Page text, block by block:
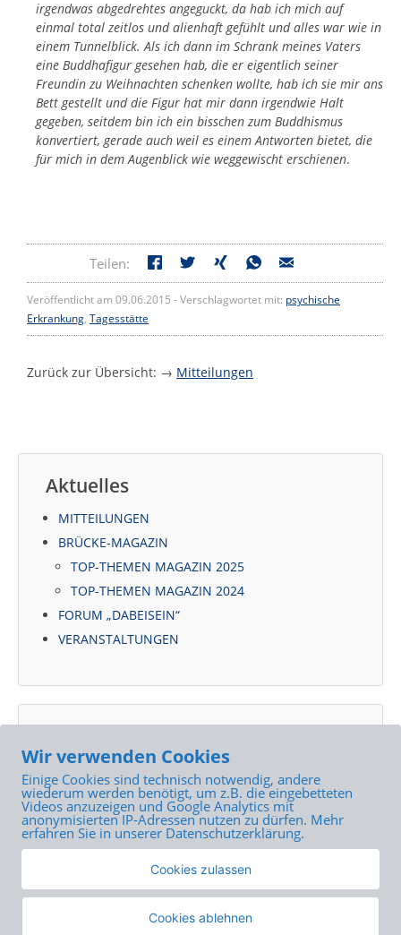
irgendwas abgedrehtes angeguckt, da hab ich mich auf
einmal total zeitlos und alienhaft gefühlt und alles war wie in
einem Tunnelblick. Als ich dann im Schrank meines Vaters
eine Buddhafigur gesehen hab, die er eigentlich seiner
Freundin zu Weihnachten schenken wollte, hab ich sie mir ans
Bett gestellt und die Figur hat mir dann irgendwie Halt
gegeben, seitdem bin ich ein bisschen zum Buddhismus
konvertiert, gerade auch weil es einem Antworten bietet, die
für mich in dem Augenblick wie weggewischt erschienen.
Teilen:
Veröffentlicht am 09.06.2015 - Verschlagwortet mit: psychische
Erkrankung, Tagesstätte
Zurück zur Übersicht: → Mitteilungen
Aktuelles
MITTEILUNGEN
BRÜCKE-MAGAZIN
TOP-THEMEN MAGAZIN 2025
TOP-THEMEN MAGAZIN 2024
FORUM „DABEISEIN“
VERANSTALTUNGEN
DIE BRÜCKE im Buch „Lübeck – ganz persönlich“
EX-IN Weiterbildung erstmals auch in Lübeck
Podcast aus der Tagesklinik
Zertifiziert nach KQS
Wohngruppen für Ältere: 5 Jahre im Neubau in der
Wir verwenden Cookies
Einige Cookies sind technisch notwendig, andere
wiederum werden benötigt, um z.B. die eingebetteten
Videos anzuzeigen und Google Analytics mit
anonymisierten IP-Adressen nutzen zu dürfen. Mehr
erfahren Sie in unserer Datenschutzerklärung.
Cookies zulassen
Cookies ablehnen